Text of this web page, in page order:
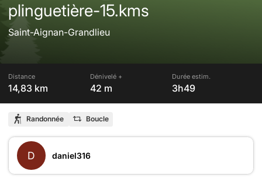
plinguetière-15.kms
Saint-Aignan-Grandlieu
Distance
14,83 km
Dénivelé +
42 m
Durée estim.
3h49
Randonnée Boucle
D daniel316